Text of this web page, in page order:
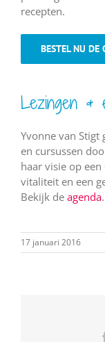
recepten.
BESTEL NU DE
Lezingen &
Yvonne van
en cursussen
haar visie op
vitaliteit en een
Bekijk de agenda.
17 januari 2016